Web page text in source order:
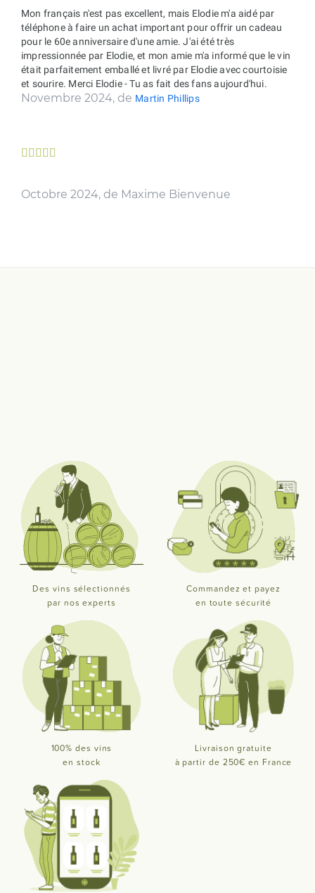
Mon français n'est pas excellent, mais Elodie m'a aidé par
téléphone à faire un achat important pour offrir un cadeau
pour le 60e anniversaire d'une amie. J'ai été très
impressionnée par Elodie, et mon amie m'a informé que le vin
était parfaitement emballé et livré par Elodie avec courtoisie
et sourire. Merci Elodie - Tu as fait des fans aujourd'hui.
Novembre 2024, de Martin Phillips
    
Octobre 2024, de Maxime Bienvenue
Des vins sélectionnés
par nos experts
Commandez et payez
en toute sécurité
100% des vins
en stock
Livraison gratuite
à partir de 250€ en France